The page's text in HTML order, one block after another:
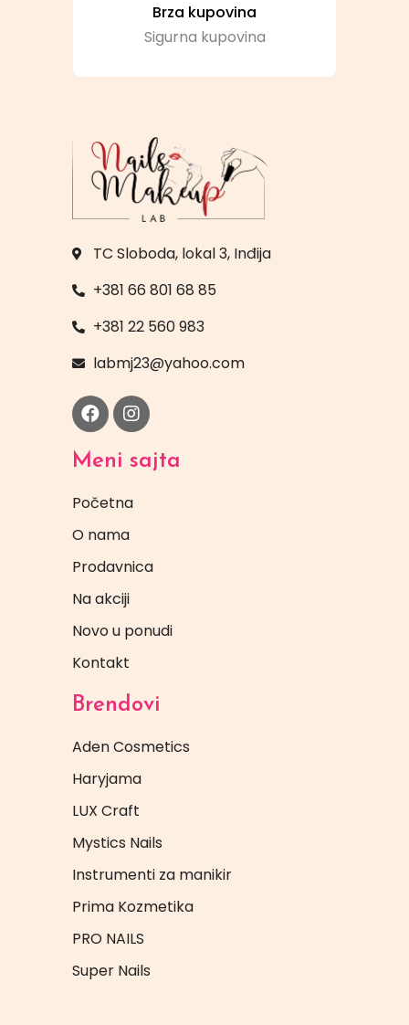
Brza kupovina
Sigurna kupovina
TC Sloboda, lokal 3, Inđija
+381 66 801 68 85
+381 22 560 983
labmj23@yahoo.com
Meni sajta
Početna
O nama
Prodavnica
Na akciji
Novo u ponudi
Kontakt
Brendovi
Aden Cosmetics
Haryjama
LUX Craft
Mystics Nails
Instrumenti za manikir
Prima Kozmetika
PRO NAILS
Super Nails